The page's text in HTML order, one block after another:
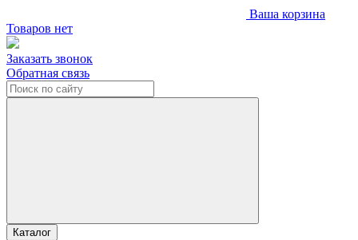
Ваша корзина
Товаров нет
Заказать звонок
Обратная связь
Каталог